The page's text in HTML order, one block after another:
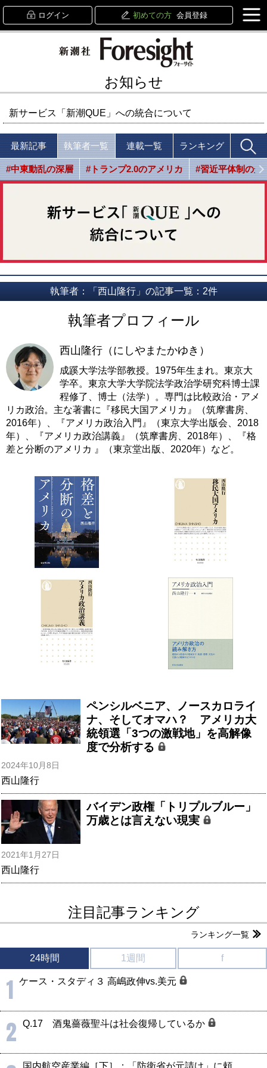
ログイン 初めての方 会員登録
お知らせ
新サービス「新潮QUE」への統合について
最新記事 執筆者一覧 連載一覧 ランキング
#中東動乱の深層 #トランプ2.0のアメリカ #習近平体制の光
執筆者：「西山隆行」の記事一覧：2件
執筆者プロフィール
西山隆行（にしやまたかゆき）
成蹊大学法学部教授。1975年生まれ。東京大
学卒。東京大学大学院法学政治学研究科博士課
程修了、博士（法学）。専門は比較政治・アメ
リカ政治。主な著書に『移民大国アメリカ』（筑摩書房、
2016年）、『アメリカ政治入門』（東京大学出版会、2018
年）、『アメリカ政治講義』（筑摩書房、2018年）、『格
差と分断のアメリカ 』（東京堂出版、2020年）など。
ペンシルベニア、ノースカロライ
ナ、そしてオマハ？ アメリカ大
統領選「3つの激戦地」を高解像
度で分析する
2024年10月8日
西山隆行
バイデン政権「トリプルブルー」
万歳とは言えない現実
2021年1月27日
西山隆行
注目記事ランキング
ランキング一覧
24時間 1週間 f
1 ケース・スタディ３ 高嶋政伸vs.美元
2 Q.17 酒鬼薔薇聖斗は社会復帰しているか
国内航空産業編［下］：「防衛省が元請け」に頼